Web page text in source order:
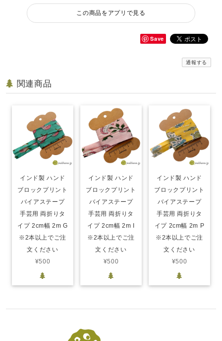
この商品をアプリで見る
Save
通報する
関連商品
インド製 ハンド
ブロックプリント
バイアステープ
手芸用 両折りタ
イプ 2cm幅 2m G
※2本以上でご注
文ください
¥500
インド製 ハンド
ブロックプリント
バイアステープ
手芸用 両折りタ
イプ 2cm幅 2m I
※2本以上でご注
文ください
¥500
インド製 ハンド
ブロックプリント
バイアステープ
手芸用 両折りタ
イプ 2cm幅 2m P
※2本以上でご注
文ください
¥500